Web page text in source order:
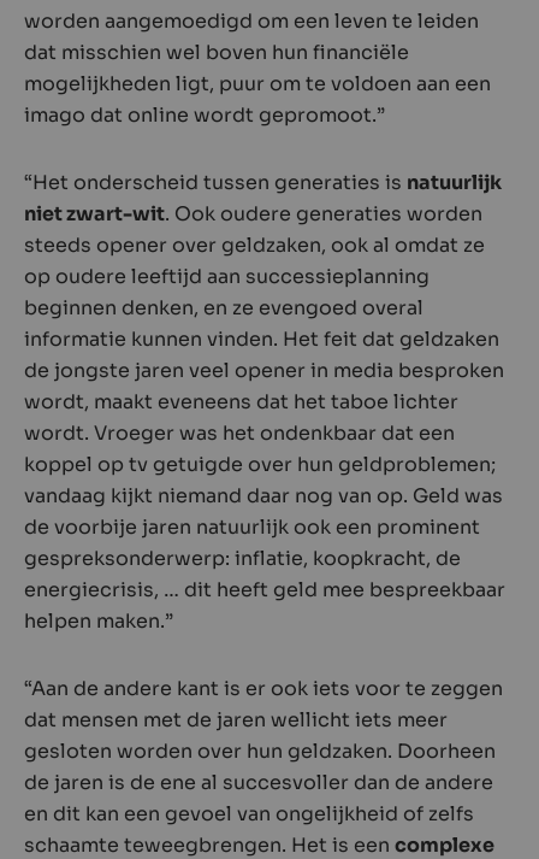
worden aangemoedigd om een leven te leiden
dat misschien wel boven hun financiële
mogelijkheden ligt, puur om te voldoen aan een
imago dat online wordt gepromoot.”
“Het onderscheid tussen generaties is natuurlijk
niet zwart-wit. Ook oudere generaties worden
steeds opener over geldzaken, ook al omdat ze
op oudere leeftijd aan successieplanning
beginnen denken, en ze evengoed overal
informatie kunnen vinden. Het feit dat geldzaken
de jongste jaren veel opener in media besproken
wordt, maakt eveneens dat het taboe lichter
wordt. Vroeger was het ondenkbaar dat een
koppel op tv getuigde over hun geldproblemen;
vandaag kijkt niemand daar nog van op. Geld was
de voorbije jaren natuurlijk ook een prominent
gespreksonderwerp: inflatie, koopkracht, de
energiecrisis, … dit heeft geld mee bespreekbaar
helpen maken.”
“Aan de andere kant is er ook iets voor te zeggen
dat mensen met de jaren wellicht iets meer
gesloten worden over hun geldzaken. Doorheen
de jaren is de ene al succesvoller dan de andere
en dit kan een gevoel van ongelijkheid of zelfs
schaamte teweegbrengen. Het is een complexe